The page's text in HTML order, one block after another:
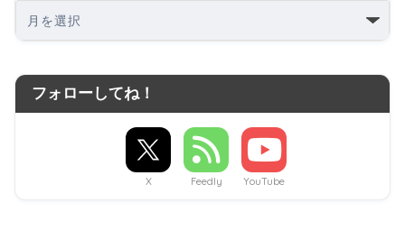
フォローしてね！
X Feedly YouTube